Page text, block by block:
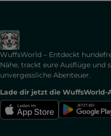
WuffsWorld – Entdeckt
Nähe, trackt eure Ausflüge und
unvergessliche Abenteuer.
Lade dir jetzt die